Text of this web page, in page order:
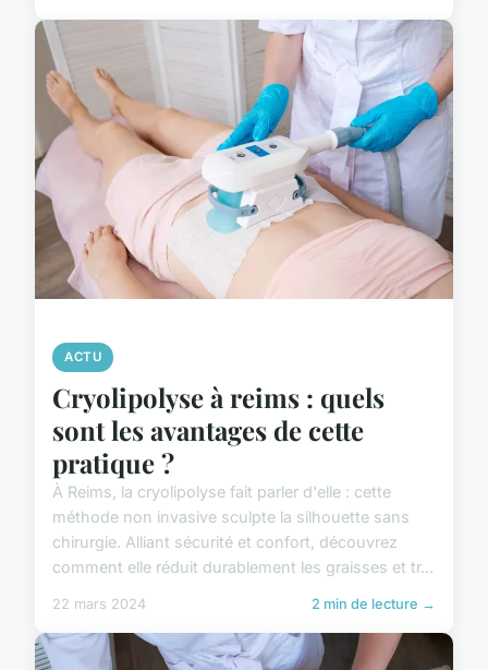
ACTU
Cryolipolyse à reims : quels
sont les avantages de cette
pratique ?
À Reims, la cryolipolyse fait parler d'elle : cette
méthode non invasive sculpte la silhouette sans
chirurgie. Alliant sécurité et confort, découvrez
comment elle réduit durablement les graisses et tr...
22 mars 2024 2 min de lecture →